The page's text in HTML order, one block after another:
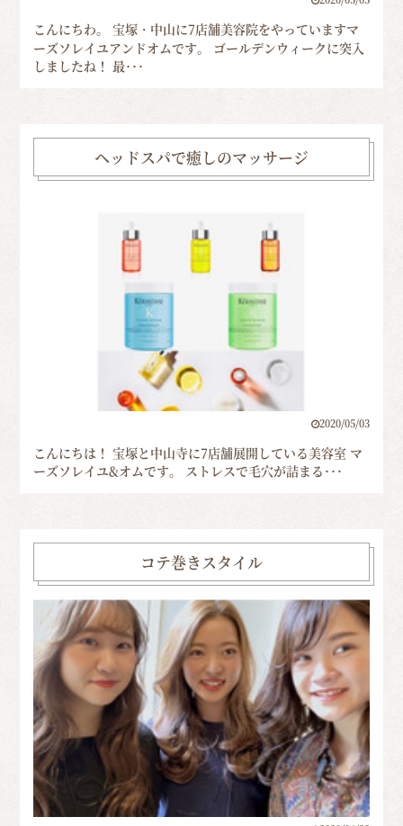
こんにちわ。 宝塚・中山に7店舗美容院をやっていますマ
ーズソレイユアンドオムです。 ゴールデンウィークに突入
しましたね！ 最･･･
ヘッドスパで癒しのマッサージ
2020/05/03
こんにちは！ 宝塚と中山寺に7店舗展開している美容室 マ
ーズソレイユ&オムです。 ストレスで毛穴が詰まる･･･
コテ巻きスタイル